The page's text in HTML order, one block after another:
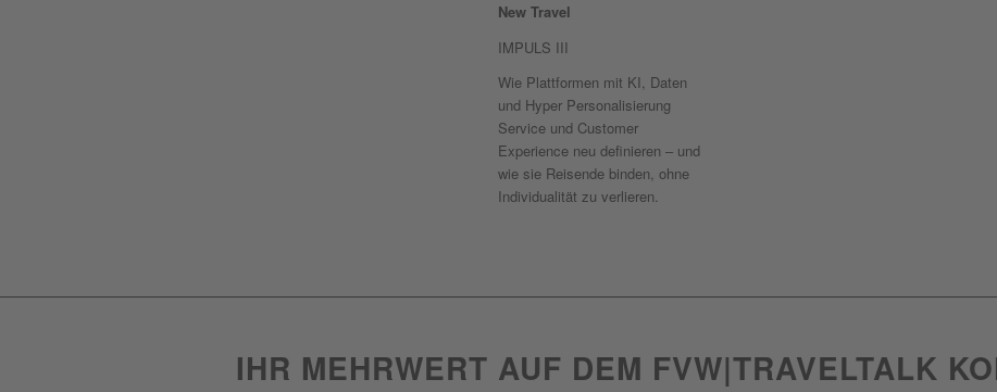
New Travel
IMPULS III
Wie Plattformen mit KI, Daten
und Hyper Personalisierung
Service und Customer
Experience neu definieren – und
wie sie Reisende binden, ohne
Individualität zu verlieren.
IHR MEHRWERT AUF DEM FVW|TRAVELTALK